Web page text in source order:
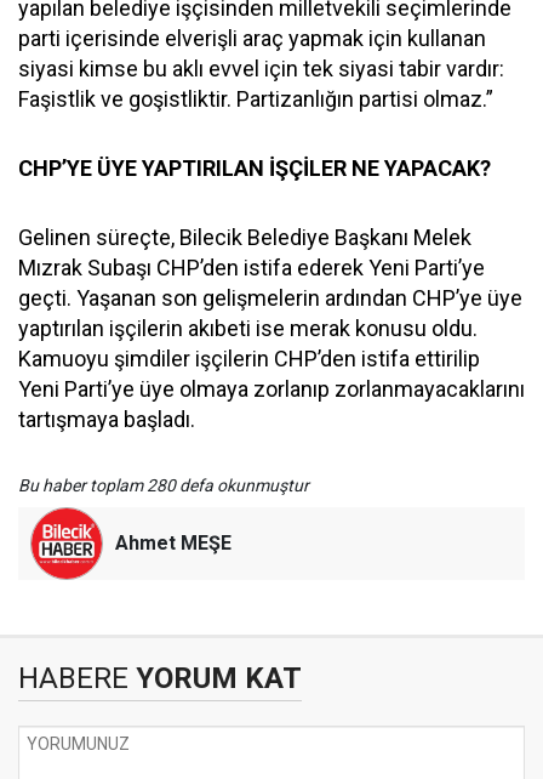
yapılan belediye işçisinden milletvekili seçimlerinde
parti içerisinde elverişli araç yapmak için kullanan
siyasi kimse bu aklı evvel için tek siyasi tabir vardır:
Faşistlik ve goşistliktir. Partizanlığın partisi olmaz.”
CHP’YE ÜYE YAPTIRILAN İŞÇİLER NE YAPACAK?
Gelinen süreçte, Bilecik Belediye Başkanı Melek
Mızrak Subaşı CHP’den istifa ederek Yeni Parti’ye
geçti. Yaşanan son gelişmelerin ardından CHP’ye üye
yaptırılan işçilerin akıbeti ise merak konusu oldu.
Kamuoyu şimdiler işçilerin CHP’den istifa ettirilip
Yeni Parti’ye üye olmaya zorlanıp zorlanmayacaklarını
tartışmaya başladı.
Bu haber toplam 280 defa okunmuştur
Ahmet MEŞE
HABERE YORUM KAT